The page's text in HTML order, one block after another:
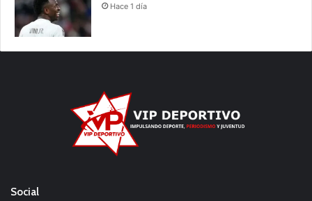
Hace 1 día
Social